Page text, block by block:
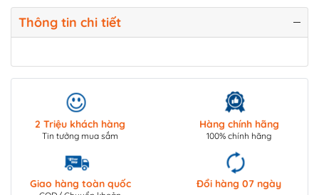
Thông tin chi tiết
2 Triệu khách hàng
Tin tưởng mua sắm
Hàng chính hãng
100% chính hãng
Giao hàng toàn quốc Đổi hàng 07 ngày